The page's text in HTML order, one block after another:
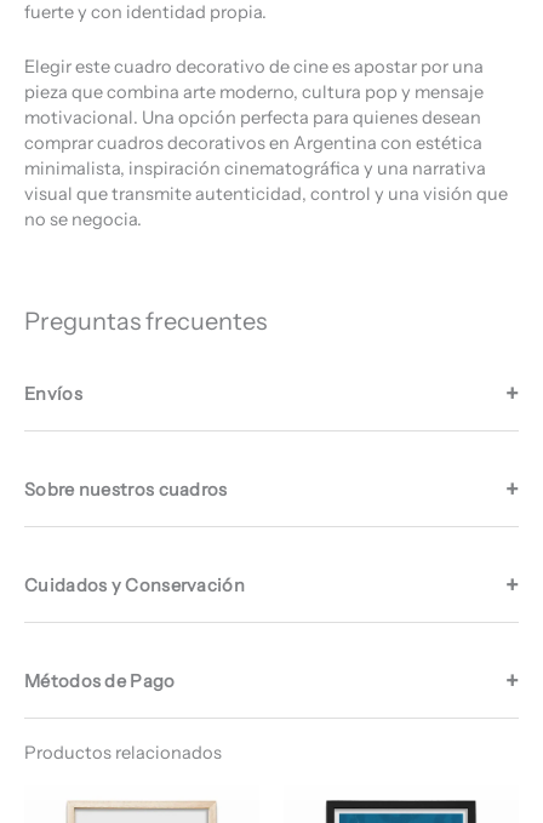
fuerte y con identidad propia.
Elegir este cuadro decorativo de cine es apostar por una
pieza que combina arte moderno, cultura pop y mensaje
motivacional. Una opción perfecta para quienes desean
comprar cuadros decorativos en Argentina con estética
minimalista, inspiración cinematográfica y una narrativa
visual que transmite autenticidad, control y una visión que
no se negocia.
Preguntas frecuentes
Envíos
Sobre nuestros cuadros
Cuidados y Conservación
Métodos de Pago
Productos relacionados
de
de